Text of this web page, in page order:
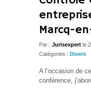
Marcq-
Par : Jurisexpert le
Catégories : Divers
A l’occasion de
conférence,